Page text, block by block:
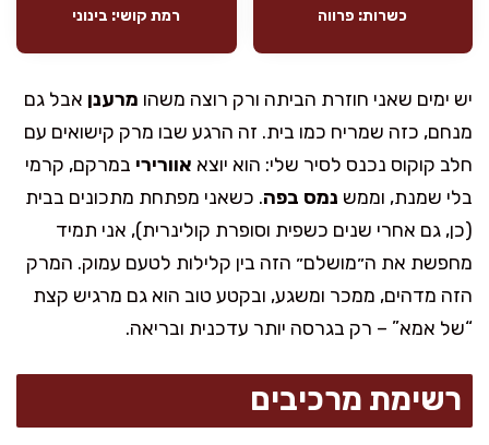
כשרות: פרווה רמת קושי: בינוני
יש ימים שאני חוזרת הביתה ורק רוצה משהו מרענן אבל גם
מנחם, כזה שמריח כמו בית. זה הרגע שבו מרק קישואים עם
חלב קוקוס נכנס לסיר שלי: הוא יוצא אוורירי במרקם, קרמי
בלי שמנת, וממש נמס בפה. כשאני מפתחת מתכונים בבית
(כן, גם אחרי שנים כשפית וסופרת קולינרית), אני תמיד
מחפשת את ה״מושלם״ הזה בין קלילות לטעם עמוק. המרק
הזה מדהים, ממכר ומשגע, ובקטע טוב הוא גם מרגיש קצת
“של אמא” – רק בגרסה יותר עדכנית ובריאה.
רשימת מרכיבים